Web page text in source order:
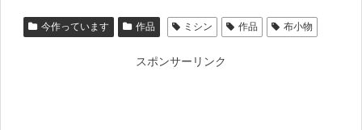
今作っています 作品 ミシン 作品 布小物
スポンサーリンク